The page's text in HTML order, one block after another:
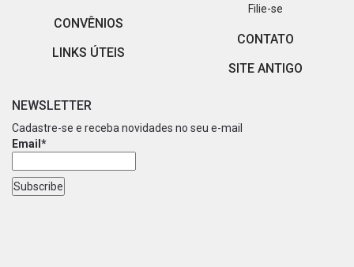
CONVÊNIOS
LINKS ÚTEIS
Filie-se
CONTATO
SITE ANTIGO
NEWSLETTER
Cadastre-se e receba novidades no seu e-mail
Email*